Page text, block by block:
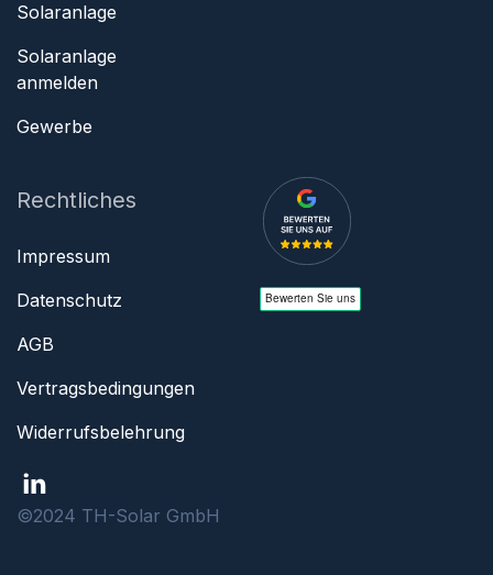
Solaranlage
Solaranlage
anmelden
Gewerbe
Rechtliches
Impressum
Datenschutz
AGB
Vertragsbedingungen
Widerrufsbelehrung
©2024 TH-Solar GmbH